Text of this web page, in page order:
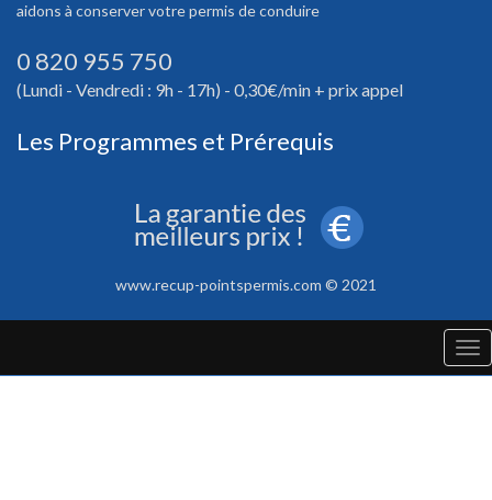
aidons à conserver votre permis de conduire
0 820 955 750
(Lundi - Vendredi : 9h - 17h) - 0,30€/min + prix appel
Les Programmes et Prérequis
www.recup-pointspermis.com © 2021